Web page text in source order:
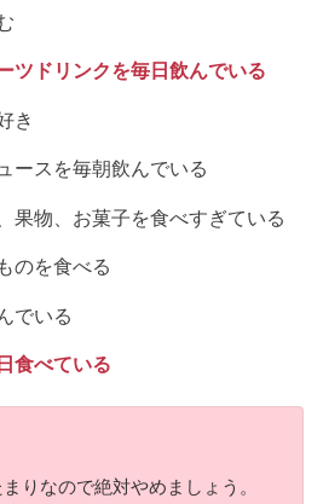
ツドリンクを毎日飲んでいる
き
ースを毎朝飲んでいる
果物、お菓子を食べすぎている
のを食べる
でいる
食べている
りなので絶対やめましょう。